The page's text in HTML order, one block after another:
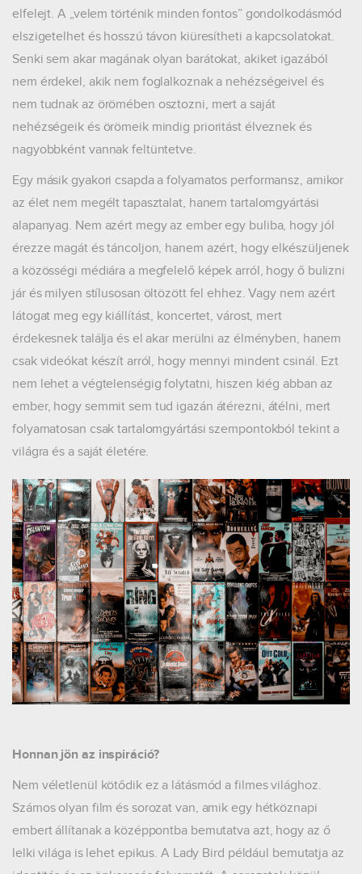
elfelejt. A „velem történik minden fontos” gondolkodásmód
elszigetelhet és hosszú távon kiüresítheti a kapcsolatokat.
Senki sem akar magának olyan barátokat, akiket igazából
nem érdekel, akik nem foglalkoznak a nehézségeivel és
nem tudnak az örömében osztozni, mert a saját
nehézségeik és örömeik mindig prioritást élveznek és
nagyobbként vannak feltüntetve.
Egy másik gyakori csapda a folyamatos performansz, amikor
az élet nem megélt tapasztalat, hanem tartalomgyártási
alapanyag. Nem azért megy az ember egy buliba, hogy jól
érezze magát és táncoljon, hanem azért, hogy elkészüljenek
a közösségi médiára a megfelelő képek arról, hogy ő bulizni
jár és milyen stílusosan öltözött fel ehhez. Vagy nem azért
látogat meg egy kiállítást, koncertet, várost, mert
érdekesnek találja és el akar merülni az élményben, hanem
csak videókat készít arról, hogy mennyi mindent csinál. Ezt
nem lehet a végtelenségig folytatni, hiszen kiég abban az
ember, hogy semmit sem tud igazán átérezni, átélni, mert
folyamatosan csak tartalomgyártási szempontokból tekint a
világra és a saját életére.
Honnan jön az inspiráció?
Nem véletlenül kötődik ez a látásmód a filmes világhoz.
Számos olyan film és sorozat van, amik egy hétköznapi
embert állítanak a középpontba bemutatva azt, hogy az ő
lelki világa is lehet epikus. A Lady Bird például bemutatja az